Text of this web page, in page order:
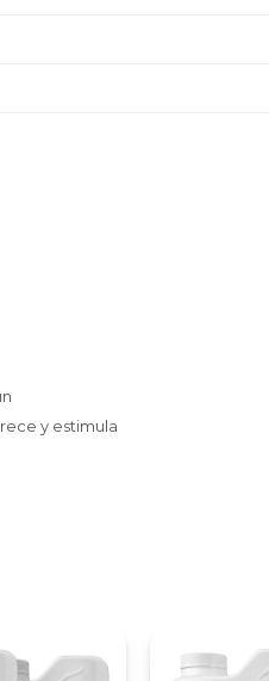
y estimula